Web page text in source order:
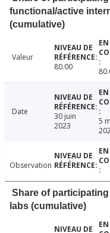
functional/active
(cumulative)
Valeur
80.00
Date
30 juin
2023
5
Observation
Share of
labs (cumulative)